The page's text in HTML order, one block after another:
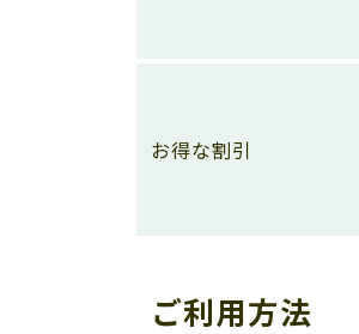
お得な割引
ご利用方法